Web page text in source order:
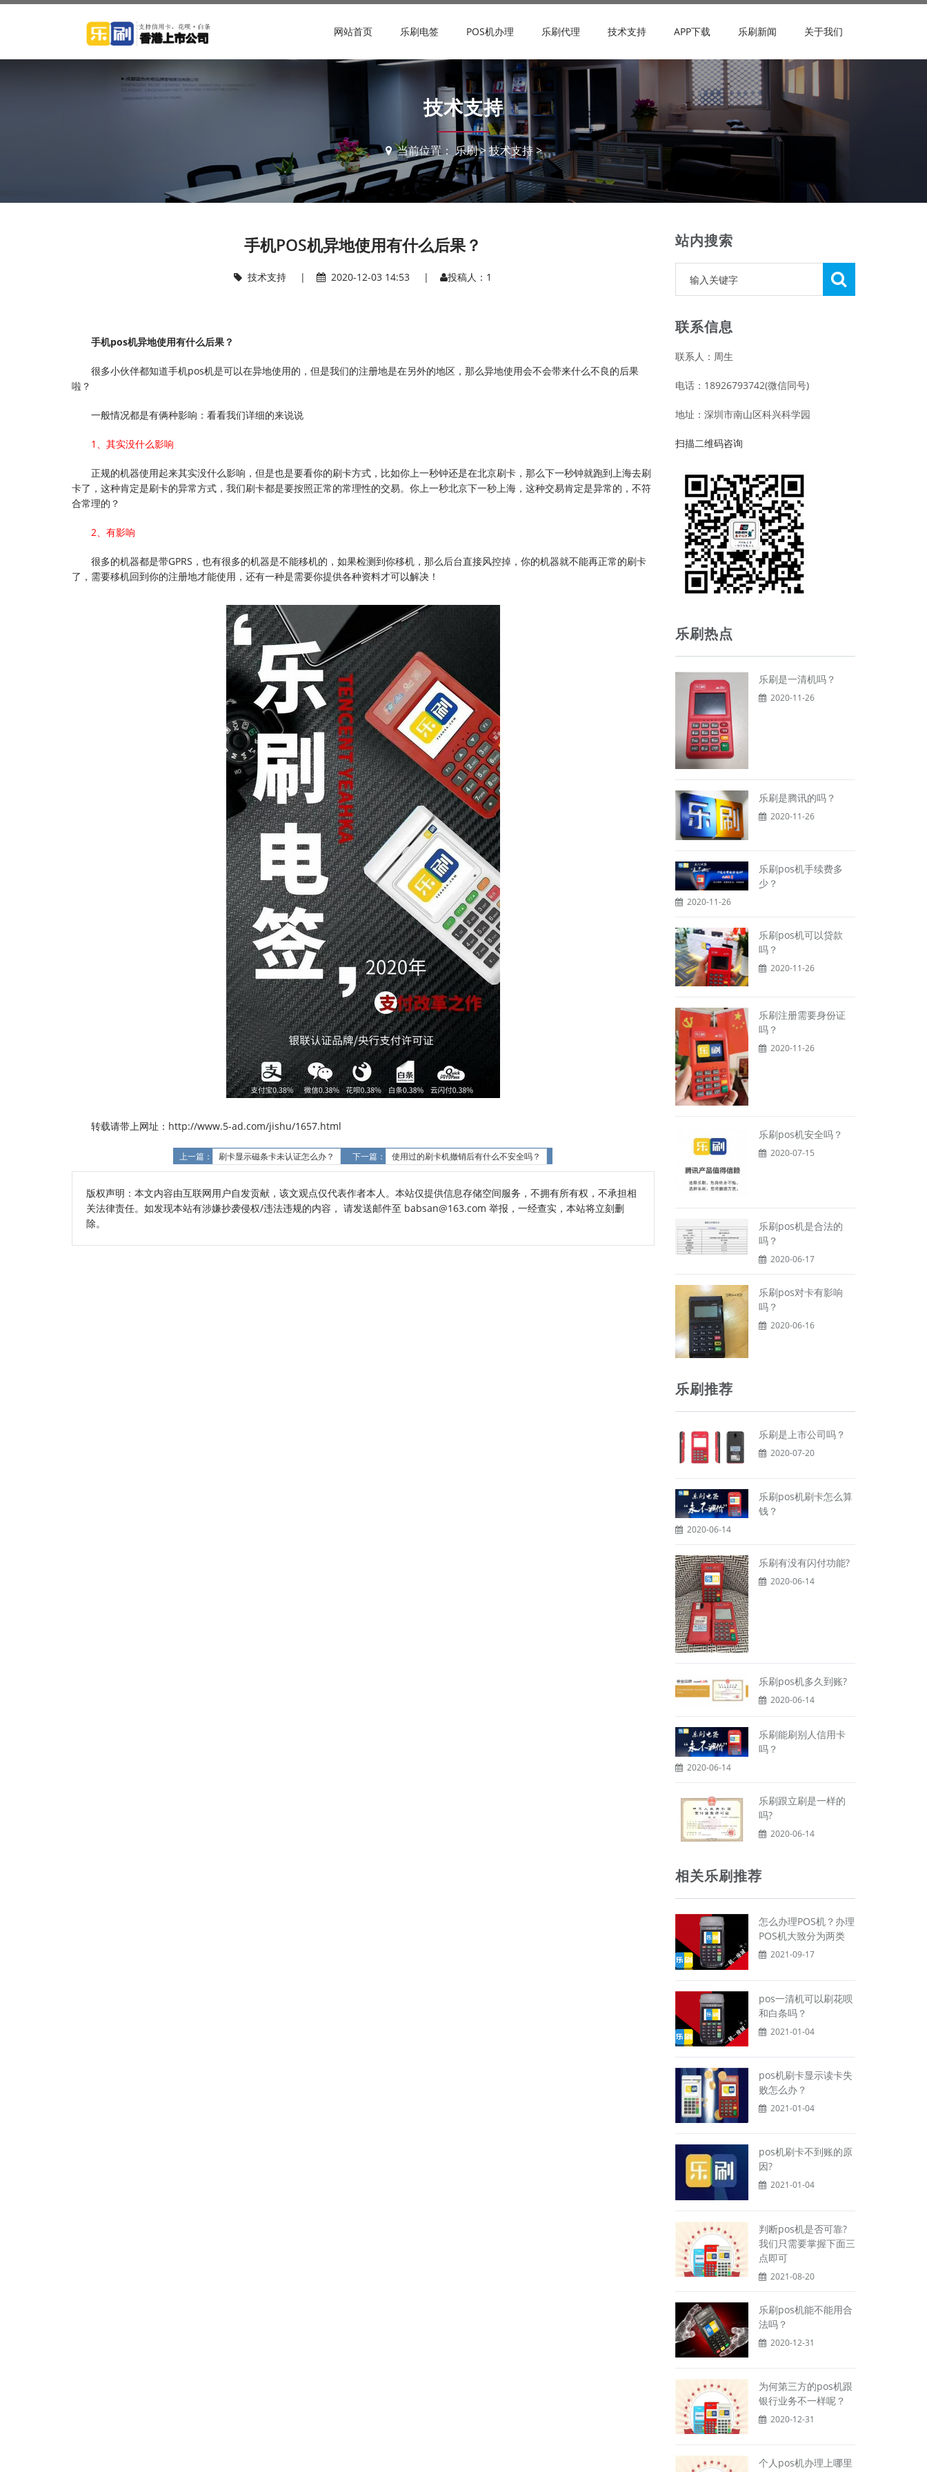
网站首页 乐刷电签 POS机办理 乐刷代理 技术支持 APP下载 乐刷新闻 关于我们
技术支持
当前位置： 乐刷>技术支持>
手机POS机异地使用有什么后果？
技术支持 | 2020-12-03 14:53 | 投稿人：1
手机pos机异地使用有什么后果？
很多小伙伴都知道手机pos机是可以在异地使用的，但是我们的注册地是在另外的地区，那么异地使用会不会带来什么不良的后果
啦？
一般情况都是有俩种影响：看看我们详细的来说说
1、其实没什么影响
正规的机器使用起来其实没什么影响，但是也是要看你的刷卡方式，比如你上一秒钟还是在北京刷卡，那么下一秒钟就跑到上海去刷
卡了，这种肯定是刷卡的异常方式，我们刷卡都是要按照正常的常理性的交易。你上一秒北京下一秒上海，这种交易肯定是异常的，不符
合常理的？
2、有影响
很多的机器都是带GPRS，也有很多的机器是不能移机的，如果检测到你移机，那么后台直接风控掉，你的机器就不能再正常的刷卡
了，需要移机回到你的注册地才能使用，还有一种是需要你提供各种资料才可以解决！
转载请带上网址：http://www.5-ad.com/jishu/1657.html
上一篇： 刷卡显示磁条卡未认证怎么办？ 下一篇： 使用过的刷卡机撤销后有什么不安全吗？
版权声明：本文内容由互联网用户自发贡献，该文观点仅代表作者本人。本站仅提供信息存储空间服务，不拥有所有权，不承担相
关法律责任。如发现本站有涉嫌抄袭侵权/违法违规的内容， 请发送邮件至 babsan@163.com 举报，一经查实，本站将立刻删
除。
站内搜索
联系信息
联系人：周生
电话：18926793742(微信同号)
地址：深圳市南山区科兴科学园
扫描二维码咨询
乐刷热点
乐刷是一清机吗？
2020-11-26
乐刷是腾讯的吗？
2020-11-26
乐刷pos机手续费多
少？
2020-11-26
乐刷pos机可以贷款
吗？
2020-11-26
乐刷注册需要身份证
吗？
2020-11-26
乐刷pos机安全吗？
2020-07-15
乐刷pos机是合法的
吗？
2020-06-17
乐刷pos对卡有影响
吗？
2020-06-16
乐刷推荐
乐刷是上市公司吗？
2020-07-20
乐刷pos机刷卡怎么算
钱？
2020-06-14
乐刷有没有闪付功能?
2020-06-14
乐刷pos机多久到账?
2020-06-14
乐刷能刷别人信用卡
吗？
2020-06-14
乐刷跟立刷是一样的
吗?
2020-06-14
相关乐刷推荐
怎么办理POS机？办理
POS机大致分为两类
2021-09-17
pos一清机可以刷花呗
和白条吗？
2021-01-04
pos机刷卡显示读卡失
败怎么办？
2021-01-04
pos机刷卡不到账的原
因?
2021-01-04
判断pos机是否可靠?
我们只需要掌握下面三
点即可
2021-08-20
乐刷pos机能不能用合
法吗？
2020-12-31
为何第三方的pos机跟
银行业务不一样呢？
2020-12-31
个人pos机办理上哪里